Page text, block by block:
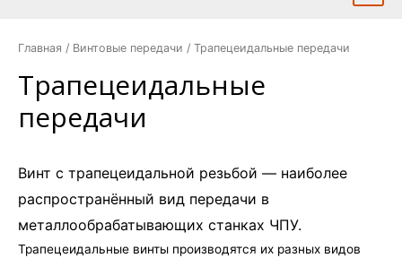
Главная / Винтовые передачи / Трапецеидальные передачи
Трапецеидальные
передачи
Винт с трапецеидальной резьбой — наиболее
распространённый вид передачи в
металлообрабатывающих станках ЧПУ.
Трапецеидальные винты производятся их разных видов